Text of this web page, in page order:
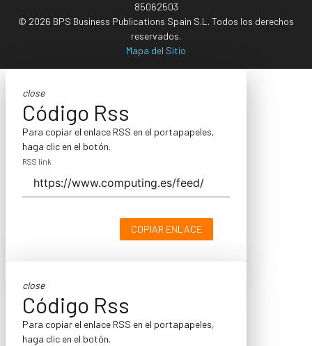
85062503
© 2026 BPS Business Publications Spain S.L. Todos los derechos
reservados.
Mapa del Sitio
close
Código Rss
Para copiar el enlace RSS en el portapapeles,
haga clic en el botón.
RSS link
COPIAR ENLACE
close
Código Rss
Para copiar el enlace RSS en el portapapeles,
haga clic en el botón.